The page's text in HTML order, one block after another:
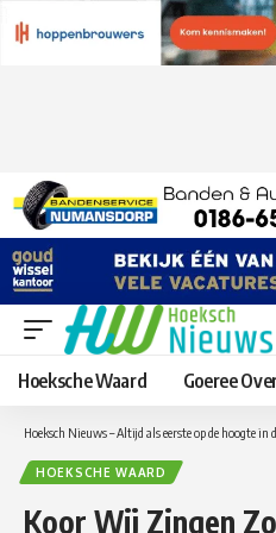
Hoeksche Waard Goeree
Hoeksch Nieuws – Altijd als eerste op de hoogte in
HOEKSCHE WAARD
Koor Wij Zingen